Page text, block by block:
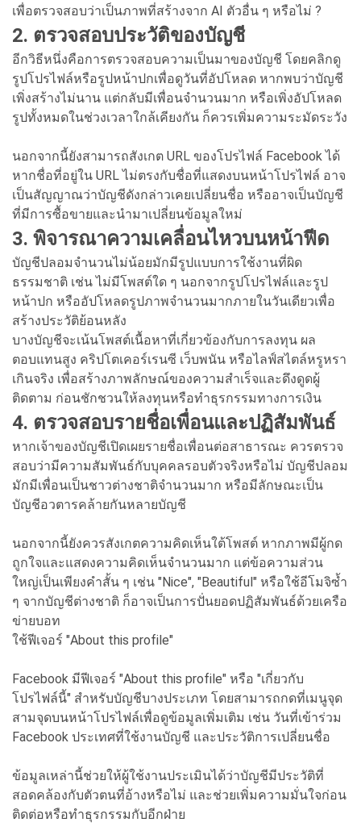
เพื่อตรวจสอบว่าเป็นภาพที่สร้างจาก AI ตัวอื่น ๆ หรือไม่ ?
2. ตรวจสอบประวัติของบัญชี
อีกวิธีหนึ่งคือการตรวจสอบความเป็นมาของบัญชี โดยคลิกดู
รูปโปรไฟล์หรือรูปหน้าปกเพื่อดูวันที่อัปโหลด หากพบว่าบัญชี
เพิ่งสร้างไม่นาน แต่กลับมีเพื่อนจำนวนมาก หรือเพิ่งอัปโหลด
รูปทั้งหมดในช่วงเวลาใกล้เคียงกัน ก็ควรเพิ่มความระมัดระวัง
นอกจากนี้ยังสามารถสังเกต URL ของโปรไฟล์ Facebook ได้
หากชื่อที่อยู่ใน URL ไม่ตรงกับชื่อที่แสดงบนหน้าโปรไฟล์ อาจ
เป็นสัญญาณว่าบัญชีดังกล่าวเคยเปลี่ยนชื่อ หรืออาจเป็นบัญชี
ที่มีการซื้อขายและนำมาเปลี่ยนข้อมูลใหม่
3. พิจารณาความเคลื่อนไหวบนหน้าฟีด
บัญชีปลอมจำนวนไม่น้อยมักมีรูปแบบการใช้งานที่ผิด
ธรรมชาติ เช่น ไม่มีโพสต์ใด ๆ นอกจากรูปโปรไฟล์และรูป
หน้าปก หรืออัปโหลดรูปภาพจำนวนมากภายในวันเดียวเพื่อ
สร้างประวัติย้อนหลัง
บางบัญชีจะเน้นโพสต์เนื้อหาที่เกี่ยวข้องกับการลงทุน ผล
ตอบแทนสูง คริปโตเคอร์เรนซี เว็บพนัน หรือไลฟ์สไตล์หรูหรา
เกินจริง เพื่อสร้างภาพลักษณ์ของความสำเร็จและดึงดูดผู้
ติดตาม ก่อนชักชวนให้ลงทุนหรือทำธุรกรรมทางการเงิน
4. ตรวจสอบรายชื่อเพื่อนและปฏิสัมพันธ์
หากเจ้าของบัญชีเปิดเผยรายชื่อเพื่อนต่อสาธารณะ ควรตรวจ
สอบว่ามีความสัมพันธ์กับบุคคลรอบตัวจริงหรือไม่ บัญชีปลอม
มักมีเพื่อนเป็นชาวต่างชาติจำนวนมาก หรือมีลักษณะเป็น
บัญชีอวตารคล้ายกันหลายบัญชี
นอกจากนี้ยังควรสังเกตความคิดเห็นใต้โพสต์ หากภาพมีผู้กด
ถูกใจและแสดงความคิดเห็นจำนวนมาก แต่ข้อความส่วน
ใหญ่เป็นเพียงคำสั้น ๆ เช่น "Nice", "Beautiful" หรือใช้อีโมจิซ้ำ
ๆ จากบัญชีต่างชาติ ก็อาจเป็นการปั่นยอดปฏิสัมพันธ์ด้วยเครือ
ข่ายบอท
ใช้ฟีเจอร์ "About this profile"
Facebook มีฟีเจอร์ "About this profile" หรือ "เกี่ยวกับ
โปรไฟล์นี้" สำหรับบัญชีบางประเภท โดยสามารถกดที่เมนูจุด
สามจุดบนหน้าโปรไฟล์เพื่อดูข้อมูลเพิ่มเติม เช่น วันที่เข้าร่วม
Facebook ประเทศที่ใช้งานบัญชี และประวัติการเปลี่ยนชื่อ
ข้อมูลเหล่านี้ช่วยให้ผู้ใช้งานประเมินได้ว่าบัญชีมีประวัติที่
สอดคล้องกับตัวตนที่อ้างหรือไม่ และช่วยเพิ่มความมั่นใจก่อน
ติดต่อหรือทำธุรกรรมกับอีกฝ่าย